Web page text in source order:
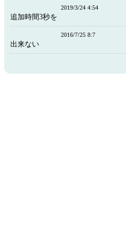
2019/3/24 4:54
追加時間3秒を
2016/7/25 8:7
出来ない